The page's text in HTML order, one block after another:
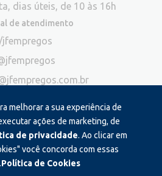
melhorar a sua experiência de
ações de marketing, de
de privacidade. Ao clicar em
você concorda com essas
Política de Cookies
dias úteis, de 10 às 16h
de atendimento
/jfempregos
Publicidade
via chat. Não atendemos ligações neste
canal
e administrado por: